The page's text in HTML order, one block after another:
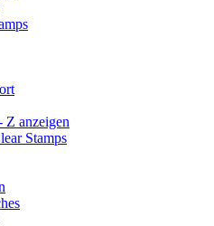
Z anzeigen
Stamps